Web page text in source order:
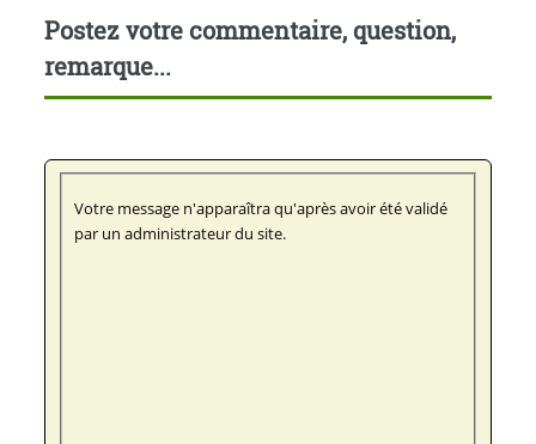
Postez votre commentaire, question,
remarque...
Votre message n'apparaîtra qu'après avoir été validé
par un administrateur du site.